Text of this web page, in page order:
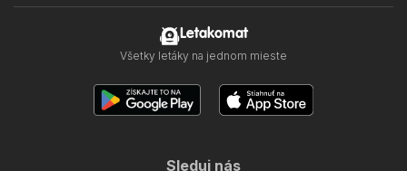
Letakomat
Všetky letáky na jednom mieste
Sleduj nás